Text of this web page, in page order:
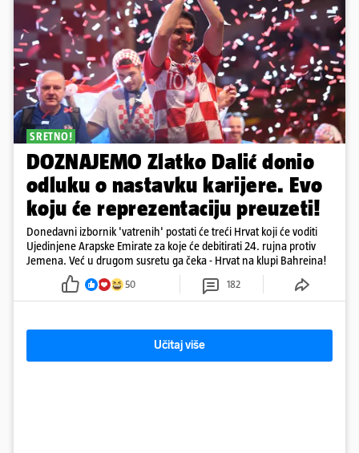
SRETNO!
DOZNAJEMO Zlatko Dalić donio
odluku o nastavku karijere. Evo
koju će reprezentaciju preuzeti!
Donedavni izbornik 'vatrenih' postati će treći Hrvat koji će voditi
Ujedinjene Arapske Emirate za koje će debitirati 24. rujna protiv
Jemena. Već u drugom susretu ga čeka - Hrvat na klupi Bahreina!
50 182
Učitaj više